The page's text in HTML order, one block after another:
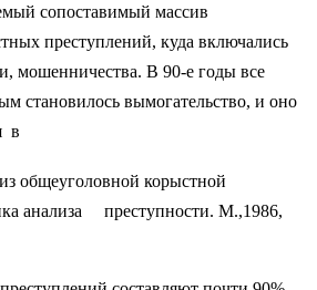
сопоставимый массив
преступлений, куда включались
мошенничества. В 90-е годы все
становилось вымогательство, и оно
в
общеуголовной корыстной
анализа преступности. М.,1986,